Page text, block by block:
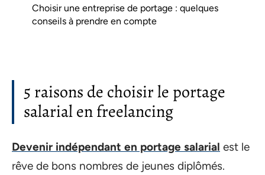
Choisir une entreprise de portage : quelques
conseils à prendre en compte
5 raisons de choisir le portage
salarial en freelancing
Devenir indépendant en portage salarial est le
rêve de bons nombres de jeunes diplômés.